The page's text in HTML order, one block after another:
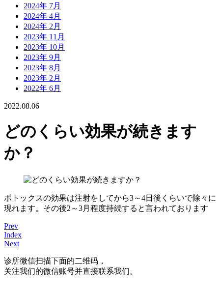
2024年 7月
2024年 4月
2024年 2月
2023年 11月
2023年 10月
2023年 9月
2023年 8月
2023年 2月
2022年 6月
2022.08.06
どのくらい効果が続きます
か？
ボトックスの効果は注射をしてから3～4日後くらいで除々に
現れます。その後2～3月程度持続すると言われております
Prev
Index
Next
诊所微信扫描下面的二维码，
关注我们的微信账号并直接联系我们。